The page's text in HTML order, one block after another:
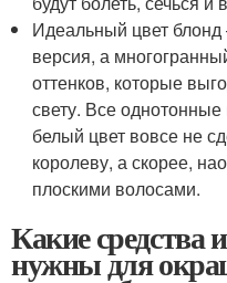
Идеальный цвет блонд
версия, а
оттенков, которые
свету. Все
белый цвет вовсе не
королеву, а скорее,
плоскими волосами.
Какие средства
нужны для